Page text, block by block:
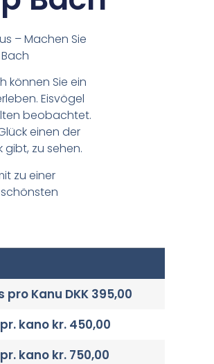
– Machen Sie
können Sie ein
beobachtet.
einen der
zu sehen.
zu einer
pro Kanu DKK 395,00
kano kr. 450,00
kano kr. 750,00